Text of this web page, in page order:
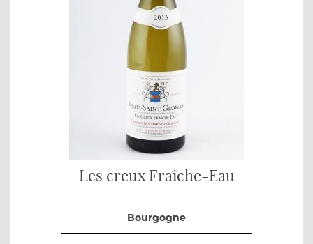
Les creux Fraîche-Eau
Bourgogne